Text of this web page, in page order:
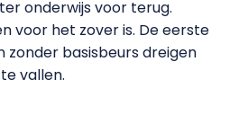
onderwijs voor terug.
voor het zover is. De eerste
zonder basisbeurs dreigen
vallen.